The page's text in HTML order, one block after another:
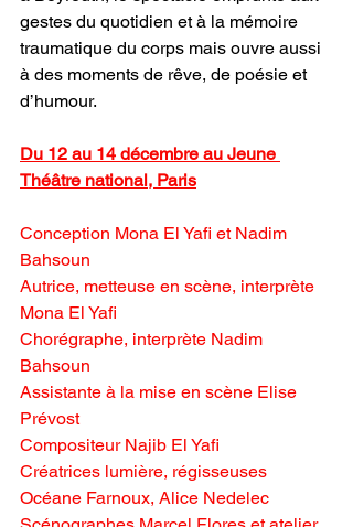
gestes du quotidien et à la mémoire
traumatique du corps mais ouvre aussi
à des moments de rêve, de poésie et
d’humour.
Du 12 au 14 décembre au Jeune
Théâtre national, Paris
Conception Mona El Yafi et Nadim
Bahsoun
Autrice, metteuse en scène, interprète
Mona El Yafi
Chorégraphe, interprète Nadim
Bahsoun
Assistante à la mise en scène Elise
Prévost
Compositeur Najib El Yafi
Créatrices lumière, régisseuses
Océane Farnoux, Alice Nedelec